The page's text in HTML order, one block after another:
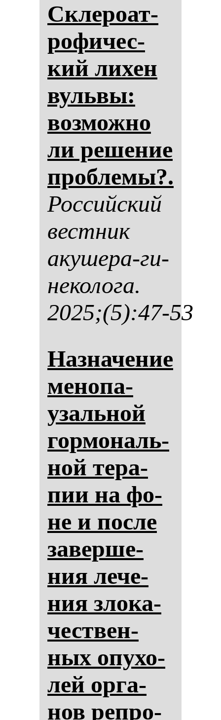
Скле­ро­ат­
ро­фи­чес­
кий ли­хен
вуль­вы:
воз­мож­но
ли ре­ше­ние
проб­ле­мы?.
Рос­сий­ский
вес­тник
аку­ше­ра-ги­
не­ко­ло­га.
2025;(5):47-53
Наз­на­че­ние
ме­но­па­
узаль­ной
гор­мо­наль­
ной те­ра­
пии на фо­
не и пос­ле
за­вер­ше­
ния ле­че­
ния зло­ка­
чес­твен­
ных опу­хо­
лей ор­га­
нов реп­ро­